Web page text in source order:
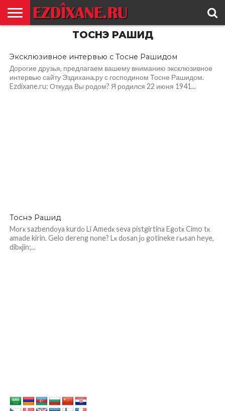
ТОСНЭ РАШИД
Эксклюзивное интервью
с Тосне Рашидом
Эксклюзивное интервью с Тосне Рашидом
Дорогие друзья, предлагаем вашему вниманию эксклюзивное
интервью сайту Эздихана.ру с господином Тосне Рашидом.
Ezdixane.ru: Откуда Вы родом? Я родился 22 июня 1941...
Тоснэ Рашид
Mоrк sazbendоya kurdо Li Amedк seva pistgirtina Egоtк Cimo tк
amade kirin. Gelo dereng nоne? Lк dоsan jо gotineke rыsan heye,
dibкjin;...